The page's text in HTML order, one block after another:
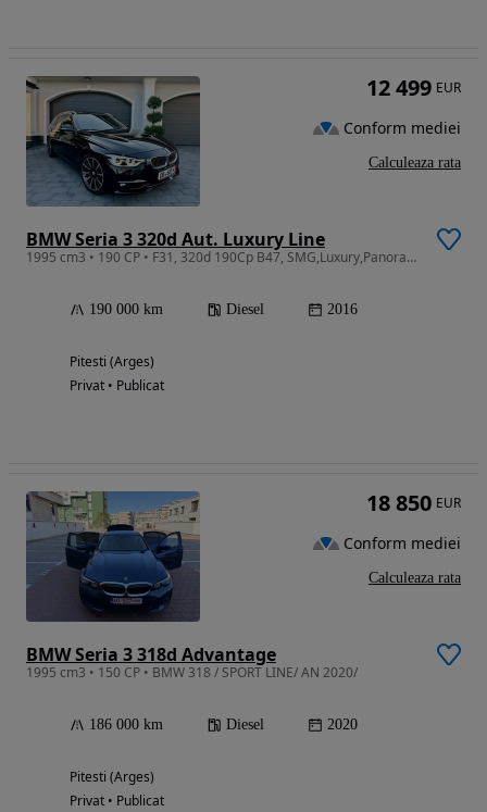
BMW Seria 3 320d Aut. Luxury Line
1995 cm3 • 190 CP • F31, 320d 190Cp B47, SMG,Luxury,Panoramic, Full Led, Keyless!
190 000 km Diesel 2016
Pitesti (Arges)
Privat • Publicat
12 499 EUR
Conform mediei
Calculeaza rata
BMW Seria 3 318d Advantage
1995 cm3 • 150 CP • BMW 318 / SPORT LINE/ AN 2020/
186 000 km Diesel 2020
Pitesti (Arges)
Privat • Publicat
18 850 EUR
Conform mediei
Calculeaza rata